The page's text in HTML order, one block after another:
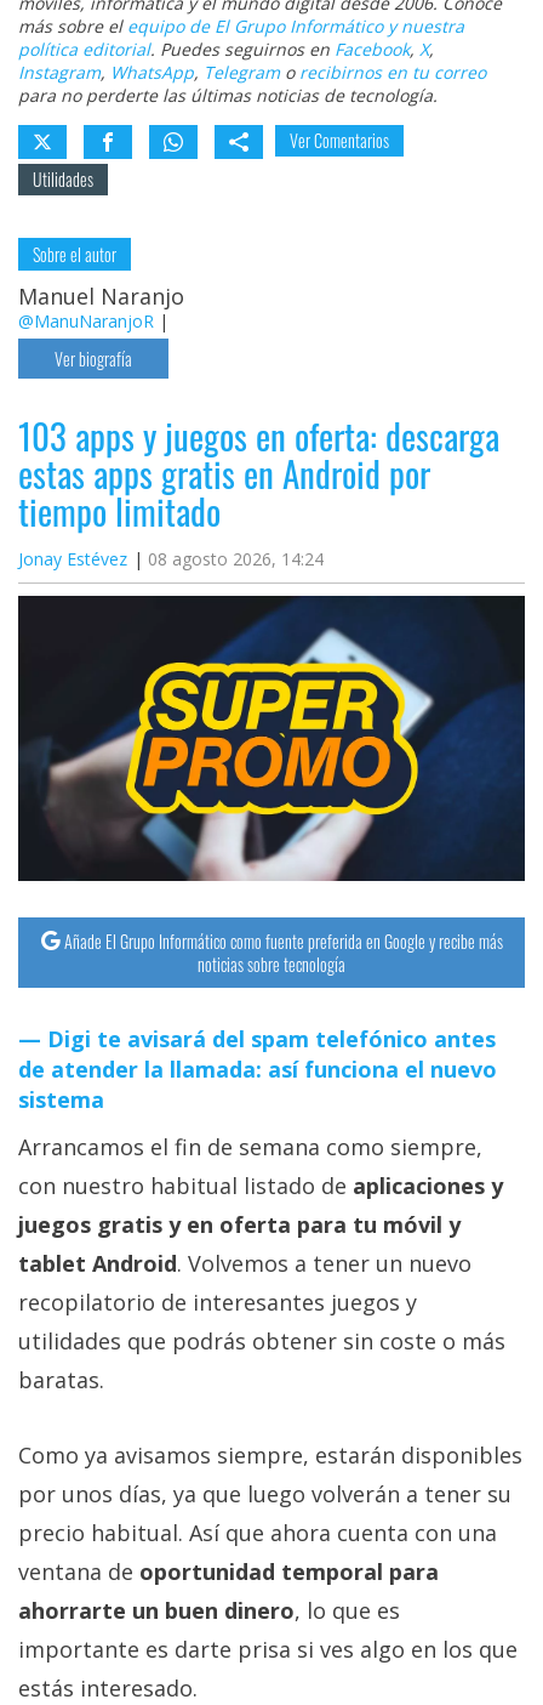
más sobre el equipo de El Grupo Informático y nuestra
política editorial. Puedes seguirnos en Facebook, X,
Instagram, WhatsApp, Telegramo recibirnos en tu correo
para no perderte las últimas noticias de tecnología.
Ver Comentarios
Utilidades
Sobre el autor
Manuel Naranjo
@ManuNaranjoR |
Ver biografía
103 apps y juegos en oferta: descarga
estas apps gratis en Android por
tiempo limitado
Jonay Estévez 08 agosto 2026, 14:24
Añade El Grupo Informático como fuente preferida en Google y recibe más
noticias sobre tecnología
Digi te avisará del spam telefónico antes
de atender la llamada: así funciona el nuevo
sistema
Arrancamos el fin de semana como siempre,
con nuestro habitual listado de aplicaciones y
juegos gratis y en oferta para tu móvil y
tablet Android. Volvemos a tener un nuevo
recopilatorio de interesantes juegos y
utilidades que podrás obtener sin coste o más
baratas.
Como ya avisamos siempre, estarán disponibles
por unos días, ya que luego volverán a tener su
precio habitual. Así que ahora cuenta con una
ventana de oportunidad temporal para
ahorrarte un buen dinero, lo que es
importante es darte prisa si ves algo en los que
estás interesado.